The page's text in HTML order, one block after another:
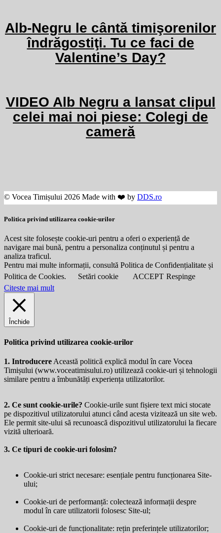
Alb-Negru le cântă timişorenilor
îndrăgostiţi. Tu ce faci de
Valentine’s Day?
VIDEO Alb Negru a lansat clipul
celei mai noi piese: Colegi de
cameră
© Vocea Timișului 2026 Made with ❤️ by DDS.ro
Politica privind utilizarea cookie-urilor
Acest site folosește cookie-uri pentru a oferi o experiență de
navigare mai bună, pentru a personaliza conținutul și pentru a
analiza traficul.
Pentru mai multe informații, consultă Politica de Confidențialitate și
Politica de Cookies.
Setări cookie ACCEPT Respinge
Citeste mai mult
Închide
Politica privind utilizarea cookie-urilor
1. Introducere Această politică explică modul în care Vocea
Timișului (www.voceatimisului.ro) utilizează cookie-uri și tehnologii
similare pentru a îmbunătăți experiența utilizatorilor.
2. Ce sunt cookie-urile? Cookie-urile sunt fișiere text mici stocate
pe dispozitivul utilizatorului atunci când acesta vizitează un site web.
Ele permit site-ului să recunoască dispozitivul utilizatorului la fiecare
vizită ulterioară.
3. Ce tipuri de cookie-uri folosim?
Cookie-uri strict necesare: esențiale pentru funcționarea Site-
ului;
Cookie-uri de performanță: colectează informații despre
modul în care utilizatorii folosesc Site-ul;
Cookie-uri de funcționalitate: rețin preferințele utilizatorilor;